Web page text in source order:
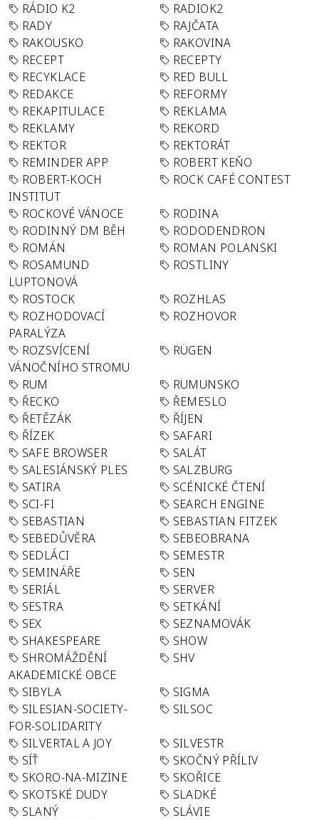
RÁDIO K2
RADIOK2
RADY
RAJČATA
RAKOUSKO
RAKOVINA
RECEPT
RECEPTY
RECYKLACE
RED BULL
REDAKCE
REFORMY
REKAPITULACE
REKLAMA
REKLAMY
REKORD
REKTOR
REKTORÁT
REMINDER APP
ROBERT KEŇO
ROBERT-KOCH
INSTITUT
ROCK CAFÉ CONTEST
ROCKOVÉ VÁNOCE
RODINA
RODINNÝ DM BĚH
RODODENDRON
ROMÁN
ROMAN POLANSKI
ROSAMUND
LUPTONOVÁ
ROSTLINY
ROSTOCK
ROZHLAS
ROZHODOVACÍ
PARALÝZA
ROZHOVOR
ROZSVÍCENÍ
VÁNOČNÍHO STROMU
RÜGEN
RUM
RUMUNSKO
ŘECKO
ŘEMESLO
ŘETĚZÁK
ŘÍJEN
ŘÍZEK
SAFARI
SAFE BROWSER
SALÁT
SALESIÁNSKÝ PLES
SALZBURG
SATIRA
SCÉNICKÉ ČTENÍ
SCI-FI
SEARCH ENGINE
SEBASTIAN
SEBASTIAN FITZEK
SEBEDŮVĚRA
SEBEOBRANA
SEDLÁCI
SEMESTR
SEMINÁŘE
SEN
SERIÁL
SERVER
SESTRA
SETKÁNÍ
SEX
SEZNAMOVÁK
SHAKESPEARE
SHOW
SHROMÁŽDĚNÍ
AKADEMICKÉ OBCE
SHV
SIBYLA
SIGMA
SILESIAN-SOCIETY-
FOR-SOLIDARITY
SILSOC
SILVERTAL A JOY
SILVESTR
SÍŤ
SKOČNÝ PŘÍLIV
SKORO-NA-MIZINE
SKOŘICE
SKOTSKÉ DUDY
SLADKÉ
SLANÝ
SLÁVIE